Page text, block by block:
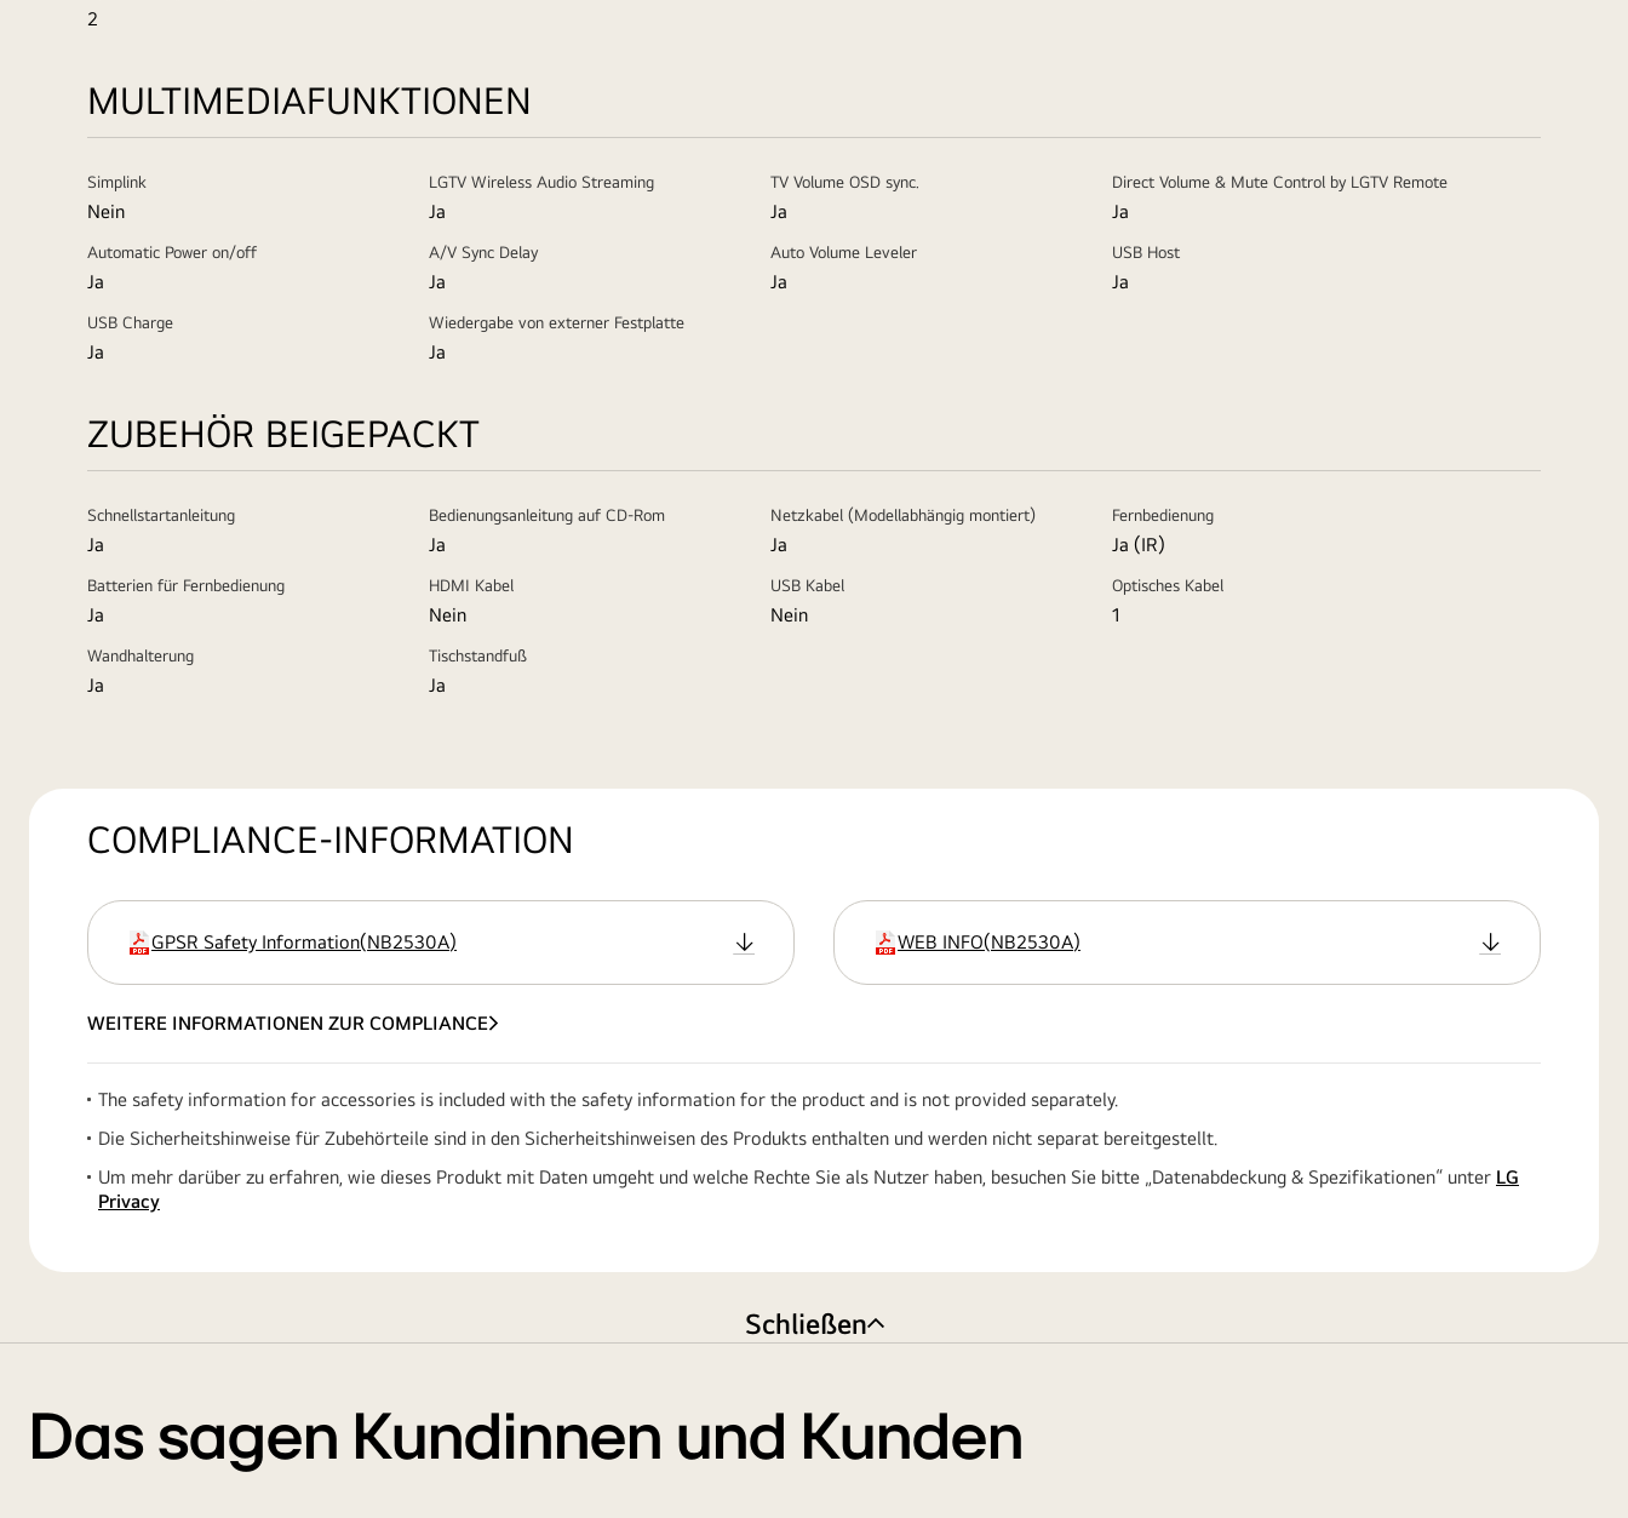
2
MULTIMEDIAFUNKTIONEN
Simplink
Nein
LGTV Wireless Audio Streaming
Ja
TV Volume OSD sync.
Ja
Direct Volume & Mute Control by LGTV Remote
Ja
Automatic Power on/off
Ja
A/V Sync Delay
Ja
Auto Volume Leveler
Ja
USB Host
Ja
USB Charge
Ja
Wiedergabe von externer Festplatte
Ja
ZUBEHÖR BEIGEPACKT
Schnellstartanleitung
Ja
Bedienungsanleitung auf CD-Rom
Ja
Netzkabel (Modellabhängig montiert)
Ja
Fernbedienung
Ja (IR)
Batterien für Fernbedienung
Ja
HDMI Kabel
Nein
USB Kabel
Nein
Optisches Kabel
1
Wandhalterung
Ja
Tischstandfuß
Ja
COMPLIANCE-INFORMATION
Erweiterung
GPSR Safety Information(NB2530A) Erweiterung
WEB INFO(NB2530A)
WEITERE INFORMATIONEN ZUR COMPLIANCE
The safety information for accessories is included with the safety information for the product and is not provided separately.
Die Sicherheitshinweise für Zubehörteile sind in den Sicherheitshinweisen des Produkts enthalten und werden nicht separat bereitgestellt.
Um mehr darüber zu erfahren, wie dieses Produkt mit Daten umgeht und welche Rechte Sie als Nutzer haben, besuchen Sie bitte „Datenabdeckung & Spezifikationen“ unter LG
Privacy
Schließen
Das sagen Kundinnen und Kunden